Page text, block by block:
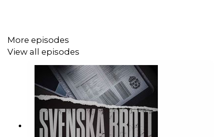
Tingsrättens dom
Förundersökningsprotokollet
Rättegångsinspelningar
More episodes
View all episodes